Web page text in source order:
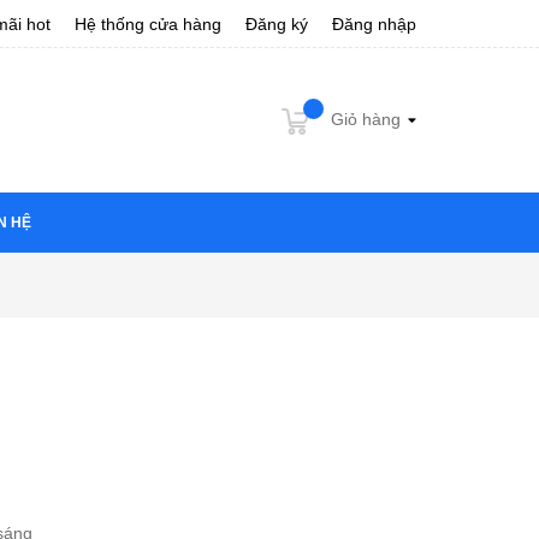
hot Hệ thống cửa hàng Đăng ký Đăng nhập
Giỏ hàng
HỆ